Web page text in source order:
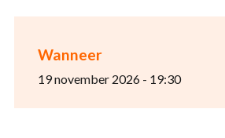
Wanneer
19 november 2026 - 19:30